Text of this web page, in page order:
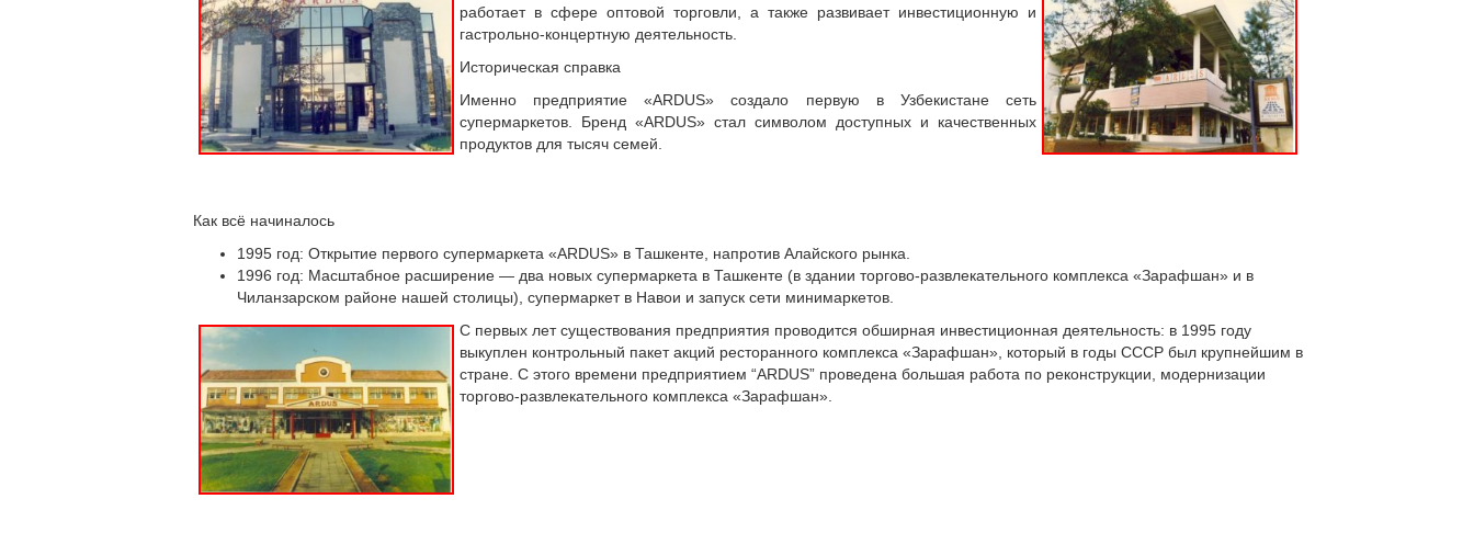
работает в сфере оптовой торговли, а также развивает инвестиционную и
гастрольно-концертную деятельность.
Историческая справка
Именно предприятие «ARDUS» создало первую в Узбекистане сеть
супермаркетов. Бренд «ARDUS» стал символом доступных и качественных
продуктов для тысяч семей.
Как всё начиналось
1995 год: Открытие первого супермаркета «ARDUS» в Ташкенте, напротив Алайского рынка.
1996 год: Масштабное расширение — два новых супермаркета в Ташкенте (в здании торгово-развлекательного комплекса «Зарафшан» и в
Чиланзарском районе нашей столицы), супермаркет в Навои и запуск сети минимаркетов.
С первых лет существования предприятия проводится обширная инвестиционная деятельность: в 1995 году
выкуплен контрольный пакет акций ресторанного комплекса «Зарафшан», который в годы СССР был крупнейшим в
стране. С этого времени предприятием “ARDUS” проведена большая работа по реконструкции, модернизации
торгово-развлекательного комплекса «Зарафшан».